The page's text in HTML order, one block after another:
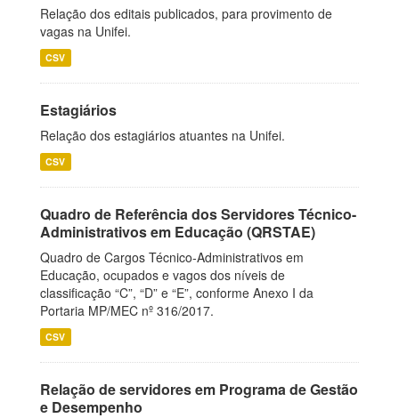
Relação dos editais publicados, para provimento de
vagas na Unifei.
CSV
Estagiários
Relação dos estagiários atuantes na Unifei.
CSV
Quadro de Referência dos Servidores Técnico-
Administrativos em Educação (QRSTAE)
Quadro de Cargos Técnico-Administrativos em
Educação, ocupados e vagos dos níveis de
classificação “C”, “D” e “E”, conforme Anexo I da
Portaria MP/MEC nº 316/2017.
CSV
Relação de servidores em Programa de Gestão
e Desempenho